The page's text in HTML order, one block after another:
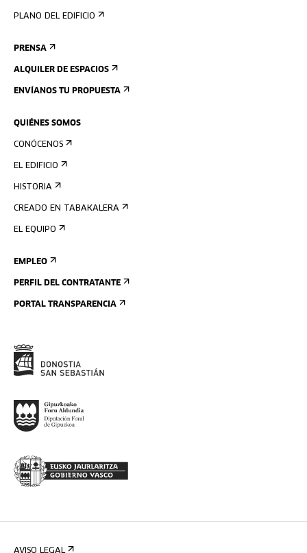
PLANO DEL EDIFICIO
PRENSA
ALQUILER DE ESPACIOS
ENVÍANOS TU PROPUESTA
QUIÉNES SOMOS
CONÓCENOS
EL EDIFICIO
HISTORIA
CREADO EN TABAKALERA
EL EQUIPO
EMPLEO
PERFIL DEL CONTRATANTE
PORTAL TRANSPARENCIA
AVISO LEGAL